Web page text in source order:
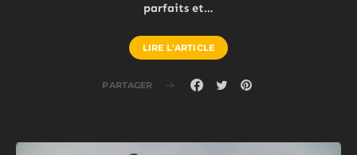
parfaits et…
LIRE L'ARTICLE
PARTAGER